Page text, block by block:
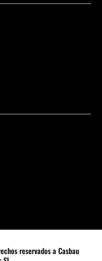
reservados a Casbau